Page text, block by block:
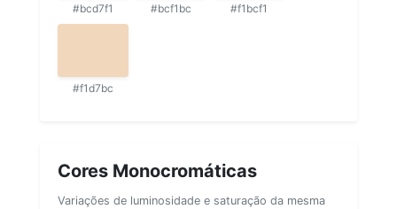
#bcd7f1 #bcf1bc #f1bcf1
#f1d7bc
Cores Monocromáticas
Variações de luminosidade e saturação da mesma